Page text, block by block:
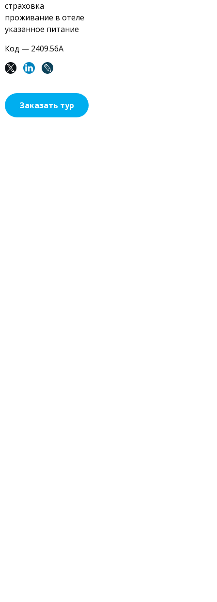
страховка
проживание в отеле
указанное питание
Код — 2409.56А
Заказать тур